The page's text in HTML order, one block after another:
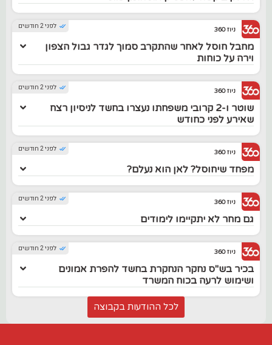
לפני 2 חודשים ניוז 360
מחבל חוסל לאחר שהתקרב סמוך לגדר גבול הצפון
וירה על כוחות
לפני 2 חודשים ניוז 360
שוטר ו-2 קרובי משפחתו נעצרו בחשד לניסיון רצח
שאירע לפני כחודש
לפני 2 חודשים ניוז 360
מפחד שיחוסל? לאן הוא נעלם?
לפני 2 חודשים ניוז 360
גם מחר לא יתקיימו לימודים
לפני 2 חודשים ניוז 360
בכיר בש"ס נחקר הנחקרת בחשד להפרת אמונים
ושימוש לרעה בכוח המשרד
לכל ההודעות בקבוצה